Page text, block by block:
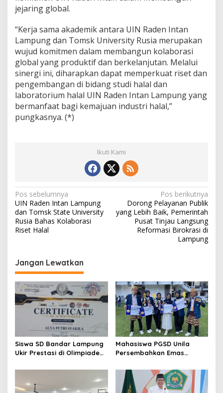
jejaring global.
“Kerja sama akademik antara UIN Raden Intan
Lampung dan Tomsk University Rusia merupakan
wujud komitmen dalam membangun kolaborasi
global yang produktif dan berkelanjutan. Melalui
sinergi ini, diharapkan dapat memperkuat riset dan
pengembangan di bidang studi halal dan
laboratorium halal UIN Raden Intan Lampung yang
bermanfaat bagi kemajuan industri halal,”
pungkasnya. (*)
Ikuti Kami
N
a
v
a
s
i
p
s
Pos sebelumnya
UIN Raden Intan Lampung
dan Tomsk State University
Rusia Bahas Kolaborasi
Riset Halal
Pos berikutnya
Dorong Pelayanan Publik
yang Lebih Baik, Pemerintah
Pusat Tinjau Langsung
Reformasi Birokrasi di
Lampung
Jangan Lewatkan
Siswa SD Bandar Lampung
Ukir Prestasi di Olimpiade
Gulak Galik Raih Emas dan
SDN 1 Sukarame Dua Sabet
Perak
Mahasiswa PGSD Unila
Persembahkan Emas
Pemerataan Pendidikan